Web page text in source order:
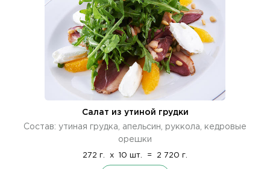
Салат из утиной грудки
Состав: утиная грудка, апельсин, руккола, кедровые
орешки
272 г. x 10 шт. = 2 720 г.